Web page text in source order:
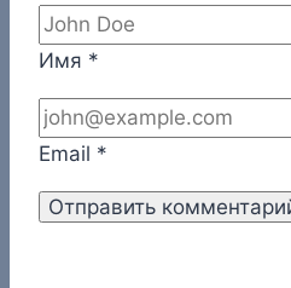
Имя *
Email *